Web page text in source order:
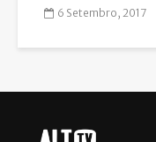
6 Setembro, 2017